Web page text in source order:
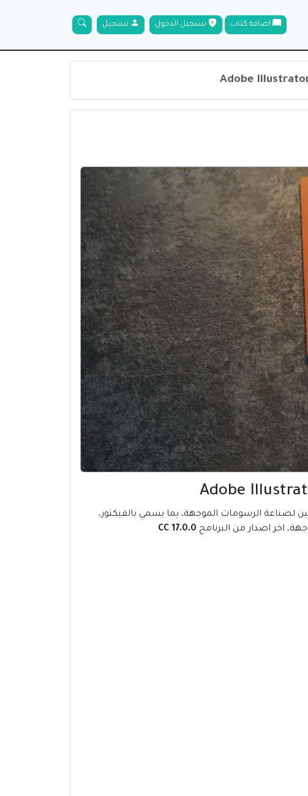
لصناعة الرسومات الموجهة، بما يسمي بالفيكتور،
اخر اصدار من البرنامج CC 17.0.0